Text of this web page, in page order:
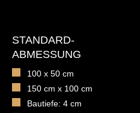
STANDARD-
ABMESSUNG
100 x 50 cm
150 cm x 100 cm
Bautiefe: 4 cm